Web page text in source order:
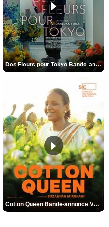
Des Fleurs pour Tokyo Bande-annonce VO STFR
Cotton Queen Bande-annonce VO STFR